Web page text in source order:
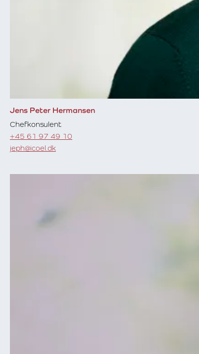
Jens Peter Hermansen
Chefkonsulent
+45 61 97 49 10
jeph@icoel.dk